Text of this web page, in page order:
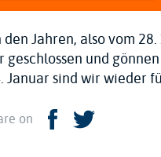
Jahren, also vom 28.
geschlossen und
Januar sind wir wieder
on Facebook